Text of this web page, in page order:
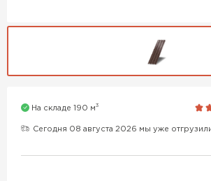
На складе 190 м3
Сегодня 08 августа 2026 мы уже